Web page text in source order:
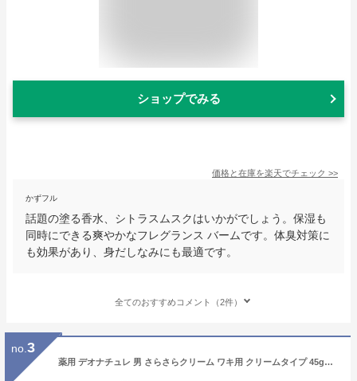
ショップでみる
価格と在庫を楽天でチェック >>
かずフル
話題の塗る香水、シトラスムスクはいかがでしょう。保湿も
同時にできる爽やかなフレグランス バームです。体臭対策に
も効果があり、身だしなみにも最適です。
全てのおすすめコメント（2件）
no. 3
薬用 デオナチュレ 男 さらさらクリーム ワキ用 クリームタイプ 45g 【ボディケア 体臭対策 ワキガ対策 制汗 デオドラント 焼ミョウバン メンズ】